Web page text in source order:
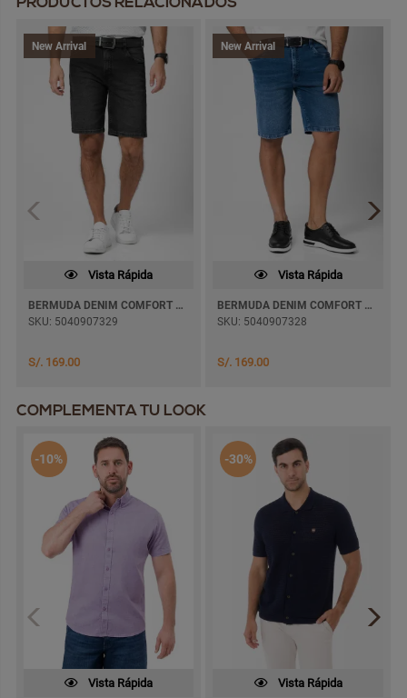
PRODUCTOS RELACIONADOS
New Arrival
Vista Rápida
BERMUDA DENIM COMFORT JAFHET
SKU: 5040907329
S/. 169.00
New Arrival
Vista Rápida
BERMUDA DENIM COMFORT JAFHET
SKU: 5040907328
S/. 169.00
COMPLEMENTA TU LOOK
-10%
Vista Rápida
-30%
Vista Rápida